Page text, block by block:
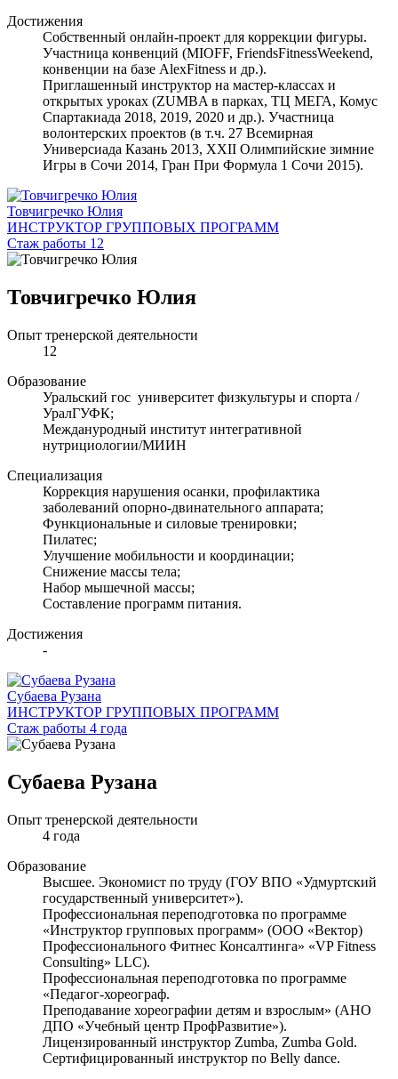
Достижения
Собственный онлайн-проект для коррекции фигуры.
Участница конвенций (MIOFF, FriendsFitnessWeekend,
конвенции на базе AlexFitness и др.).
Приглашенный инструктор на мастер-классах и
открытых уроках (ZUMBA в парках, ТЦ МЕГА, Комус
Спартакиада 2018, 2019, 2020 и др.). Участница
волонтерских проектов (в т.ч. 27 Всемирная
Универсиада Казань 2013, XXII Олимпийские зимние
Игры в Сочи 2014, Гран При Формула 1 Сочи 2015).
Товчигречко Юлия
ИНСТРУКТОР ГРУППОВЫХ ПРОГРАММ
Стаж работы 12
Товчигречко Юлия
Опыт тренерской деятельности
12
Образование
Уральский гос университет физкультуры и спорта /
УралГУФК;
Междануродный институт интегративной
нутрициологии/МИИН
Специализация
Коррекция нарушения осанки, профилактика
заболеваний опорно-двинательного аппарата;
Функциональные и силовые тренировки;
Пилатес;
Улучшение мобильности и координации;
Снижение массы тела;
Набор мышечной массы;
Составление программ питания.
Достижения
-
Субаева Рузана
ИНСТРУКТОР ГРУППОВЫХ ПРОГРАММ
Стаж работы 4 года
Субаева Рузана
Опыт тренерской деятельности
4 года
Образование
Высшее. Экономист по труду (ГОУ ВПО «Удмуртский
государственный университет»).
Профессиональная переподготовка по программе
«Инструктор групповых программ» (ООО «Вектор)
Профессионального Фитнес Консалтинга» «VP Fitness
Consulting» LLC).
Профессиональная переподготовка по программе
«Педагог-хореограф.
Преподавание хореографии детям и взрослым» (АНО
ДПО «Учебный центр ПрофРазвитие»).
Лицензированный инструктор Zumba, Zumba Gold.
Сертифицированный инструктор по Belly dance.